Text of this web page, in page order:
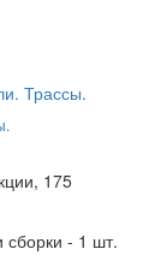
175
сборки - 1 шт.